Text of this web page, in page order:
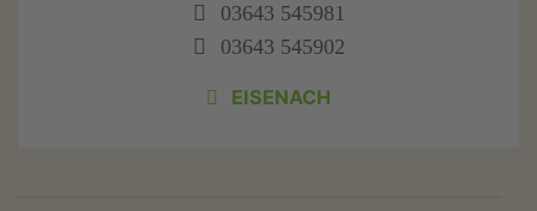
03643 545981
03643 545902
EISENACH